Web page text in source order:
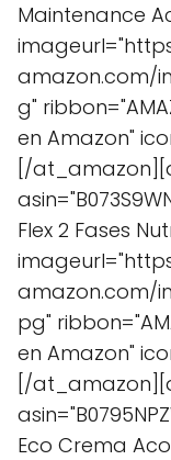
Maintenance
amazon.com/
g"
en Amazon"
[/
Flex 2 Fases
amazon.com/
pg"
en Amazon"
[/
Eco Crema